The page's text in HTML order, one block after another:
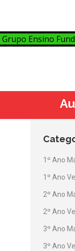
Grupo Ensino
1º Ano
1º Ano
2º Ano
2º Ano
3º Ano
3º Ano